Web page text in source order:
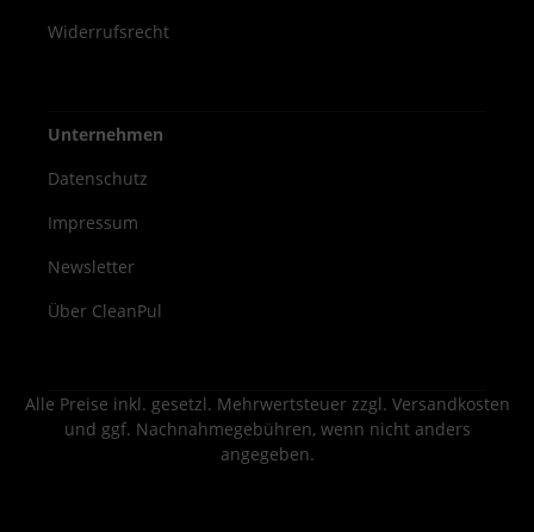
Widerrufsrecht
Unternehmen
Datenschutz
Impressum
Newsletter
Über CleanPul
Alle Preise inkl. gesetzl. Mehrwertsteuer zzgl. Versandkosten
und ggf. Nachnahmegebühren, wenn nicht anders
angegeben.